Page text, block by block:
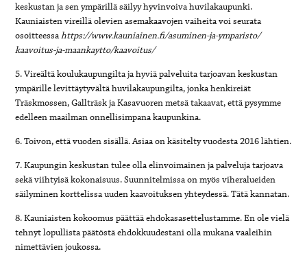
keskustan ja sen ympärillä säilyy hyvinvoiva huvilakaupunki.
Kauniaisten vireillä olevien asemakaavojen vaiheita voi seurata
osoitteessahttps://www.kauniainen.fi/asuminen-ja-ymparisto/
kaavoitus-ja-maankaytto/kaavoitus/
5. Vireältä koulukaupungilta ja hyviä palveluita tarjoavan keskustan
ympärille levittäytyvältä huvilakaupungilta, jonka henkireiät
Träskmossen, Gallträsk ja Kasavuoren metsä takaavat, että pysymme
edelleen maailman onnellisimpana kaupunkina.
6. Toivon, että vuoden sisällä. Asiaa on käsitelty vuodesta 2016 lähtien.
7. Kaupungin keskustan tulee olla elinvoimainen ja palveluja tarjoava
sekä viihtyisä kokonaisuus. Suunnitelmissa on myös viheralueiden
säilyminen korttelissa uuden kaavoituksen yhteydessä. Tätä kannatan.
8. Kauniaisten kokoomus päättää ehdokasasettelustamme. En ole vielä
tehnyt lopullista päätöstä ehdokkuudestani olla mukana vaaleihin
nimettävien joukossa.